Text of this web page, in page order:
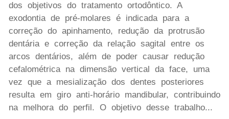
dos objetivos do tratamento ortodôntico. A
exodontia de pré-molares é indicada para a
correção do apinhamento, redução da protrusão
dentária e correção da relação sagital entre os
arcos dentários, além de poder causar redução
cefalométrica na dimensão vertical da face, uma
vez que a mesialização dos dentes posteriores
resulta em giro anti-horário mandibular, contribuindo
na melhora do perfil. O objetivo desse trabalho...